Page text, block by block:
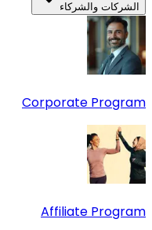
الشركات والشركاء
Corporate Program
Affiliate Program